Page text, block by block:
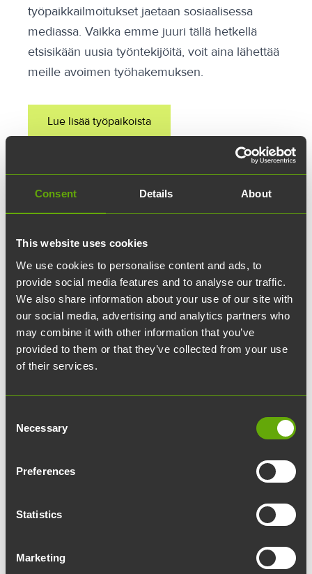
Consent Details About
This website uses cookies
We use cookies to personalise content and ads, to
provide social media features and to analyse our traffic.
We also share information about your use of our site with
our social media, advertising and analytics partners who
may combine it with other information that you’ve
provided to them or that they’ve collected from your use
of their services.
Selection
Necessary
Preferences
Statistics
Marketing
työpaikkailmoitukset jaetaan sosiaalisessa
mediassa. Vaikka emme juuri tällä hetkellä
etsisikään uusia työntekijöitä, voit aina lähettää
meille avoimen työhakemuksen.
Lue lisää työpaikoista
Omistajat ja hallitus
Teknologiakiinteistöjen suurin omistaja on
Teknologiakiinteistöistä 52,1 prosenttia. Yhtiön
muut omistajat ovat Turun kaupunki ja Turun
ammattikorkeakoulu.